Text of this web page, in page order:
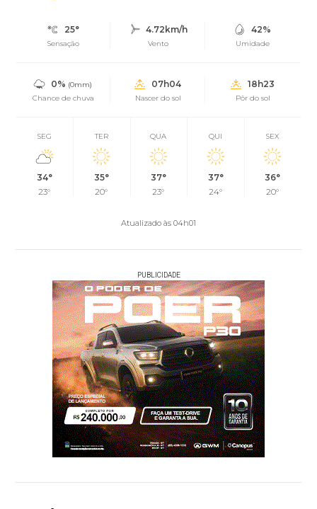
25°
Sensação
4.72km/h
Vento
42%
Umidade
0% (0mm)
Chance de chuva
07h04
Nascer do sol
18h23
Pôr do sol
SEG
34°
23°
TER
35°
20°
QUA
37°
23°
QUI
37°
24°
SEX
36°
20°
Atualizado às 04h01
PUBLICIDADE